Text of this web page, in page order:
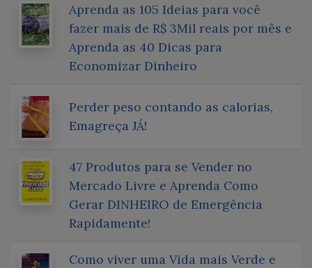
Aprenda as 105 Ideias para você
fazer mais de R$ 3Mil reais por mês e
Aprenda as 40 Dicas para
Economizar Dinheiro
Perder peso contando as calorias,
Emagreça JÁ!
47 Produtos para se Vender no
Mercado Livre e Aprenda Como
Gerar DINHEIRO de Emergência
Rapidamente!
Como viver uma Vida mais Verde e